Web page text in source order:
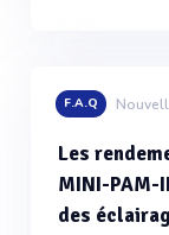
F.A.Q
Les
MINI-PAM-
des